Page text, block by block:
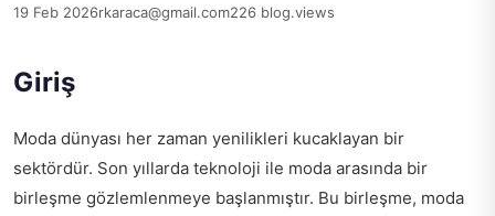
19 Feb 2026rkaraca@gmail.com226 blog.views
Giriş
Moda dünyası her zaman yenilikleri kucaklayan bir
sektördür. Son yıllarda teknoloji ile moda arasında bir
birleşme gözlemlenmeye başlanmıştır. Bu birleşme, moda